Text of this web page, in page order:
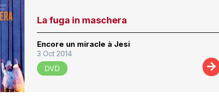
La fuga in maschera
Encore un miracle à Jesi
3 Oct 2014
DVD